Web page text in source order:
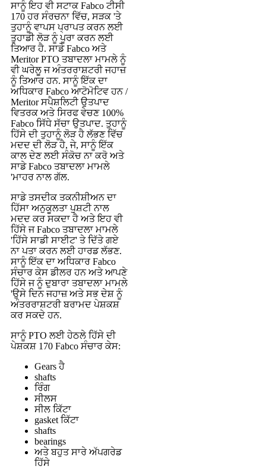
ਸਾਨੂੰ ਇਹ ਵੀ ਸਟਾਕ Fabco ਟੀਸੀ
170 ਹਰ ਸੰਰਚਨਾ ਵਿੱਚ, ਸੜਕ 'ਤੇ
ਤੁਹਾਨੂੰ ਵਾਪਸ ਪ੍ਰਾਪਤ ਕਰਨ ਲਈ
ਤੁਹਾਡੀ ਲੋੜ ਨੂੰ ਪੂਰਾ ਕਰਨ ਲਈ
ਤਿਆਰ ਹੈ. ਸਾਡੇ Fabco ਅਤੇ
Meritor PTO ਤਬਾਦਲਾ ਮਾਮਲੇ ਨੂੰ
ਵੀ ਘਰੇਲੂ ਜ ਅੰਤਰਰਾਸ਼ਟਰੀ ਜਹਾਜ਼
ਨੂੰ ਤਿਆਰ ਹਨ. ਸਾਨੂੰ ਇੱਕ ਦਾ
ਅਧਿਕਾਰ Fabco ਆਟੋਮੋਟਿਵ ਹਨ /
Meritor ਸਪੈਸ਼ਲਿਟੀ ਉਤਪਾਦ
ਵਿਤਰਕ ਅਤੇ ਸਿਰਫ ਵੇਚਣ 100%
Fabco ਸਿੱਧੇ ਸੱਚਾ ਉਤਪਾਦ. ਤੁਹਾਨੂੰ
ਹਿੱਸੇ ਦੀ ਤੁਹਾਨੂੰ ਲੋੜ ਹੈ ਲੱਭਣ ਵਿੱਚ
ਮਦਦ ਦੀ ਲੋੜ ਹੈ, ਜੇ, ਸਾਨੂੰ ਇੱਕ
ਕਾਲ ਦੇਣ ਲਈ ਸੰਕੋਚ ਨਾ ਕਰੋ ਅਤੇ
ਸਾਡੇ Fabco ਤਬਾਦਲਾ ਮਾਮਲੇ
'ਮਾਹਰ ਨਾਲ ਗੱਲ.
ਸਾਡੇ ਤਸਦੀਕ ਤਕਨੀਸ਼ੀਅਨ ਦਾ
ਹਿੱਸਾ ਅਨੁਕੂਲਤਾ ਪੁਸ਼ਟੀ ਨਾਲ
ਮਦਦ ਕਰ ਸਕਦਾ ਹੈ ਅਤੇ ਇਹ ਵੀ
ਹਿੱਸੇ ਜ Fabco ਤਬਾਦਲਾ ਮਾਮਲੇ
'ਹਿੱਸੇ ਸਾਡੀ ਸਾਈਟ' ਤੇ ਦਿੱਤੇ ਗਏ
ਨਾ ਪਤਾ ਕਰਨ ਲਈ ਹਾਰਡ ਲੱਭਣ.
ਸਾਨੂੰ ਇੱਕ ਦਾ ਅਧਿਕਾਰ Fabco
ਸੰਚਾਰ ਕੇਸ ਡੀਲਰ ਹਨ ਅਤੇ ਆਪਣੇ
ਹਿੱਸੇ ਜ ਨੂੰ ਦੁਬਾਰਾ ਤਬਾਦਲਾ ਮਾਮਲੇ
'ਉਸੇ ਦਿਨ ਜਹਾਜ਼ ਅਤੇ ਸਭ ਦੇਸ਼ ਨੂੰ
ਅੰਤਰਰਾਸ਼ਟਰੀ ਬਰਾਮਦ ਪੇਸ਼ਕਸ਼
ਕਰ ਸਕਦੇ ਹਨ.
ਸਾਨੂੰ PTO ਲਈ ਹੇਠਲੇ ਹਿੱਸੇ ਦੀ
ਪੇਸ਼ਕਸ਼ 170 Fabco ਸੰਚਾਰ ਕੇਸ:
Gears ਹੈ
shafts
ਰਿੰਗ
ਸੀਲਸ
ਸੀਲ ਕਿੱਟਾ
gasket ਕਿੱਟਾ
shafts
bearings
ਅਤੇ ਬਹੁਤ ਸਾਰੇ ਅੱਪਗਰੇਡ
ਹਿੱਸੇ